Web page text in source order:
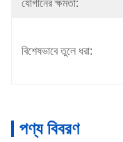
যোগানের ক্ষমতা:
বিশেষভাবে তুলে ধরা:
পণ্য বিবরণ